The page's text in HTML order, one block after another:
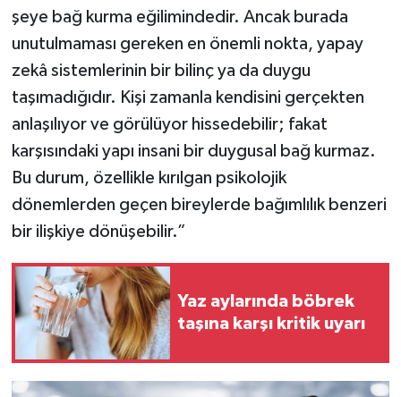
şeye bağ kurma eğilimindedir. Ancak burada
unutulmaması gereken en önemli nokta, yapay
zekâ sistemlerinin bir bilinç ya da duygu
taşımadığıdır. Kişi zamanla kendisini gerçekten
anlaşılıyor ve görülüyor hissedebilir; fakat
karşısındaki yapı insani bir duygusal bağ kurmaz.
Bu durum, özellikle kırılgan psikolojik
dönemlerden geçen bireylerde bağımlılık benzeri
bir ilişkiye dönüşebilir.”
Yaz aylarında böbrek
taşına karşı kritik uyarı